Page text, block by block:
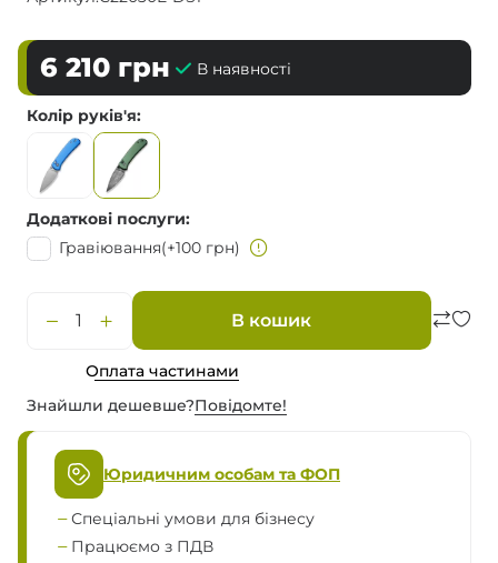
6 210 грн В наявності
Колір руків'я
Додаткові послуги
Гравіювання(+100 грн)
В кошик
Оплата частинами
Знайшли дешевше?Повiдомте!
Юридичним особам та ФОП
Спеціальні умови для бізнесу
Працюємо з ПДВ